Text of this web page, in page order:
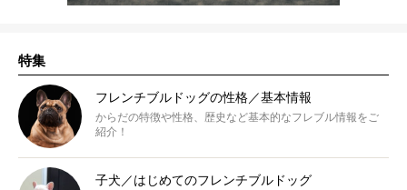
特集
フレンチブルドッグの性格／基本情報
からだの特徴や性格、歴史など基本的なフレブル情報をご
紹介！
子犬／はじめてのフレンチブルドッグ